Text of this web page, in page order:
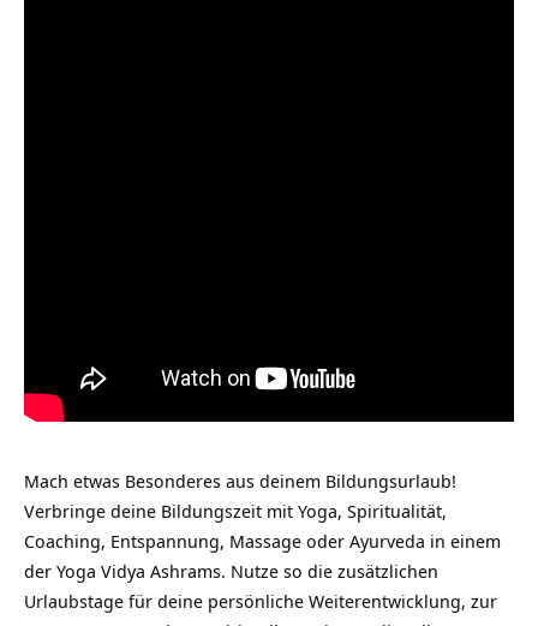
Mach etwas Besonderes aus deinem Bildungsurlaub!
Verbringe deine Bildungszeit mit Yoga, Spiritualität,
Coaching, Entspannung, Massage oder Ayurveda in einem
der Yoga Vidya Ashrams. Nutze so die zusätzlichen
Urlaubstage für deine persönliche Weiterentwicklung, zur